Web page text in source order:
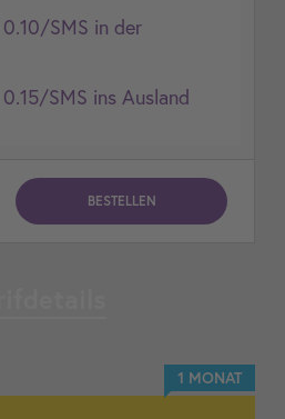
SMS in der
SMS ins Ausland
BESTELLEN
1 MONAT